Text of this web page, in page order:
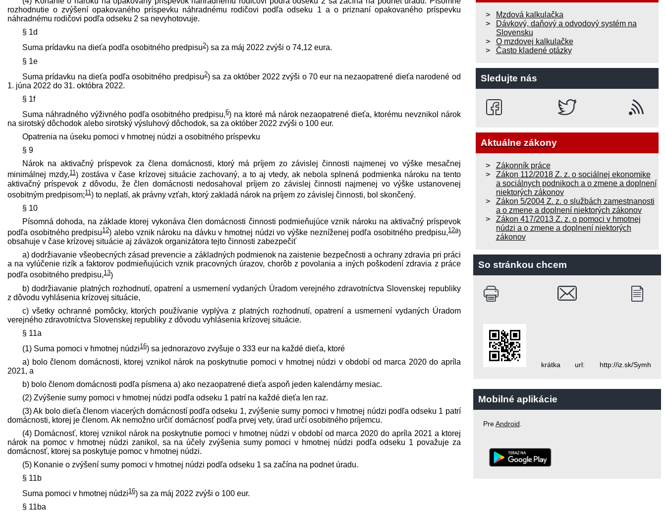
rozhodnutie o zvýšení opakovaného príspevku náhradnému rodičovi podľa odseku 1 a o priznaní opakovaného príspevku
náhradnému rodičovi podľa odseku 2 sa nevyhotovuje.
§ 1d
Suma prídavku na dieťa podľa osobitného pred­pisu2) sa za máj 2022 zvýši o 74,12 eura.
§ 1e
Suma prídavku na dieťa podľa osobitného pred­pisu2)sa za október 2022 zvýši o 70 eur na nezaopatrené dieťa narodené od
1. júna 2022 do 31. októbra 2022.
§ 1f
Suma náhradného výživného podľa osobitného pred­pisu,6) na ktoré má nárok nezaopatrené dieťa, ktorému nevznikol nárok
na sirotský dôchodok alebo sirotský výsluhový dôchodok, sa za október 2022 zvýši o 100 eur.
Opatrenia na úseku pomoci v hmotnej núdzi a osobitného príspevku
§ 9
Nárok na aktivačný príspevok za člena domácnosti, ktorý má príjem zo závislej činnosti najmenej vo výške mesačnej
minimálnej mzdy,11) zostáva v čase krízovej situácie zachovaný, a to aj vtedy, ak nebola splnená podmienka nároku na tento
aktivačný príspevok z dôvodu, že člen domácnosti nedosahoval príjem zo závislej činnosti najmenej vo výške ustanovenej
osobitným pred­pisom;11) to neplatí, ak právny vzťah, ktorý zakladá nárok na príjem zo závislej činnosti, bol skončený.
§ 10
Písomná dohoda, na základe ktorej vykonáva člen domácnosti činnosti podmieňujúce vznik nároku na aktivačný príspevok
podľa osobitného pred­pisu12) alebo vznik nároku na dávku v hmotnej núdzi vo výške nezníženej podľa osobitného pred­pisu,12a)
obsahuje v čase krízovej situácie aj záväzok organizátora tejto činnosti zabezpečiť
a) dodržiavanie všeobecných zásad prevencie a základných podmienok na zaistenie bezpečnosti a ochrany zdravia pri práci
a na vylúčenie rizík a faktorov podmieňujúcich vznik pracovných úrazov, chorôb z povolania a iných poškodení zdravia z práce
podľa osobitného pred­pisu,13)
b) dodržiavanie platných rozhodnutí, opatrení a usmernení vydaných Úradom verejného zdravotníctva Slovenskej republiky
z dôvodu vyhlásenia krízovej situácie,
c) všetky ochranné pomôcky, ktorých používanie vyplýva z platných rozhodnutí, opatrení a usmernení vydaných Úradom
verejného zdravotníctva Slovenskej republiky z dôvodu vyhlásenia krízovej situácie.
§ 11a
(1) Suma pomoci v hmotnej núdzi16) sa jednorazovo zvyšuje o 333 eur na každé dieťa, ktoré
a) bolo členom domácnosti, ktorej vznikol nárok na poskytnutie pomoci v hmotnej núdzi v období od marca 2020 do apríla
2021, a
b) bolo členom domácnosti podľa písmena a) ako nezaopatrené dieťa aspoň jeden kalendárny mesiac.
(2) Zvýšenie sumy pomoci v hmotnej núdzi podľa odseku 1 patrí na každé dieťa len raz.
(3) Ak bolo dieťa členom viacerých domácností podľa odseku 1, zvýšenie sumy pomoci v hmotnej núdzi podľa odseku 1 patrí
domácnosti, ktorej je členom. Ak nemožno určiť domácnosť podľa prvej vety, úrad určí osobitného príjemcu.
(4) Domácnosť, ktorej vznikol nárok na poskytnutie pomoci v hmotnej núdzi v období od marca 2020 do apríla 2021 a ktorej
nárok na pomoc v hmotnej núdzi zanikol, sa na účely zvýšenia sumy pomoci v hmotnej núdzi podľa odseku 1 považuje za
domácnosť, ktorej sa poskytuje pomoc v hmotnej núdzi.
(5) Konanie o zvýšení sumy pomoci v hmotnej núdzi podľa odseku 1 sa začína na podnet úradu.
§ 11b
Suma pomoci v hmotnej núdzi16) sa za máj 2022 zvýši o 100 eur.
§ 11ba
Mzdová kalkulačka
Dávkový, daňový a odvodový systém na
Slovensku
O mzdovej kalkulačke
Často kladené otázky
Sledujte nás
Aktuálne zákony
Zákonník práce
Zákon 112/2018 Z. z. o sociálnej ekonomike
a sociálnych podnikoch a o zmene a doplnení
niektorých zákonov
Zákon 5/2004 Z. z. o službách zamestnanosti
a o zmene a doplnení niektorých zákonov
Zákon 417/2013 Z. z. o pomoci v hmotnej
núdzi a o zmene a doplnení niektorých
zákonov
So stránkou chcem
krátka url: http://iz.sk/Symh
Mobilné aplikácie
PreAndroid